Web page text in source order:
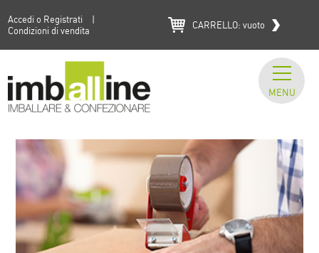
Accedi o Registrati
|
Condizioni di vendita
CARRELLO: vuoto
MENU